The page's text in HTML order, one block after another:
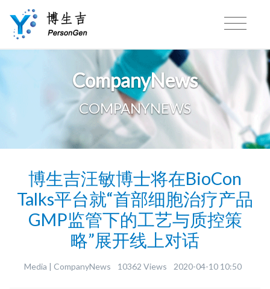
CompanyNews
COMPANYNEWS
博生吉汪敏博士将在BioCon
Talks平台就“首部细胞治疗产品
GMP监管下的工艺与质控策
略”展开线上对话
Media | CompanyNews 10362 Views 2020-04-10 10:50